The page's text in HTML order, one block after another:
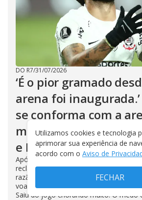
DO R7/31/07/2026
‘É o pior gramado
arena foi
se conforma com a
misturada à grama.
e Labyad saíram
Após o frustrante 0 a 0 contra o
reclamou muito do gramado na arena
razão. Os jogadores corriam e era
voando. Yuri Alberto sentiu forte
Saiu do jogo chorando muito. O medo
Utilizamos cookies e tecnologia
aprimorar sua experiência de
acordo com o Aviso de
FECHAR